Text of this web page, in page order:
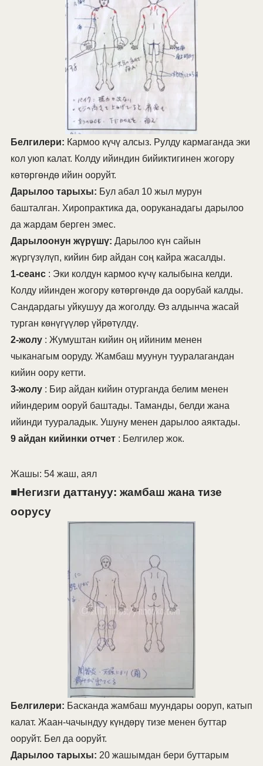
Белгилери: Кармоо күчү алсыз. Рулду кармаганда эки
кол уюп калат. Колду ийиндин бийиктигинен жогору
көтөргөндө ийин ооруйт.
Дарылоо тарыхы: Бул абал 10 жыл мурун
башталган. Хиропрактика да, ооруканадагы дарылоо
да жардам берген эмес.
Дарылоонун жүрүшү: Дарылоо күн сайын
жүргүзүлүп, кийин бир айдан соң кайра жасалды.
1-сеанс: Эки колдун кармоо күчү калыбына келди.
Колду ийинден жогору көтөргөндө да оорубай калды.
Сандардагы уйкушуу да жоголду. Өз алдынча жасай
турган көнүгүүлөр үйрөтүлдү.
2-жолу: Жумуштан кийин оң ийиним менен
чыканагым ооруду. Жамбаш муунун тууралагандан
кийин оору кетти.
3-жолу: Бир айдан кийин отурганда белим менен
ийиндерим ооруй баштады. Таманды, белди жана
ийинди туураладык. Ушуну менен дарылоо аяктады.
9 айдан кийинки отчет: Белгилер жок.
Жашы: 54 жаш, аял
■Негизги даттануу: жамбаш жана тизе
оорусу
Белгилери: Басканда жамбаш муундары ооруп, катып
калат. Жаан-чачындуу күндөрү тизе менен буттар
ооруйт. Бел да ооруйт.
Дарылоо тарыхы: 20 жашымдан бери буттарым